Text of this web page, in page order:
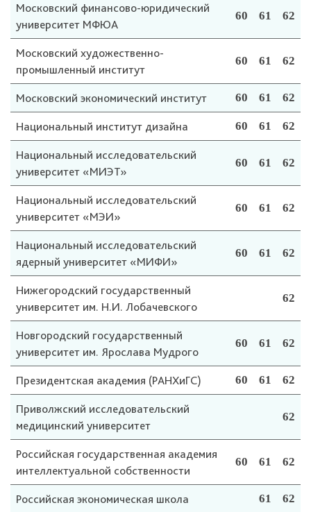
Московский финансово-юридический
университет МФЮА
60 61 62
Московский художественно-
промышленный институт
60 61 62
Московский экономический институт 60 61 62
Национальный институт дизайна 60 61 62
Национальный исследовательский
университет «МИЭТ»
60 61 62
Национальный исследовательский
университет «МЭИ»
60 61 62
Национальный исследовательский
ядерный университет «МИФИ»
60 61 62
Нижегородский государственный
университет им. Н.И. Лобачевского
62
Новгородский государственный
университет им. Ярослава Мудрого
60 61 62
Президентская академия (РАНХиГС) 60 61 62
Приволжский исследовательский
медицинский университет
62
Российская государственная академия
интеллектуальной собственности
60 61 62
Российская экономическая школа 61 62